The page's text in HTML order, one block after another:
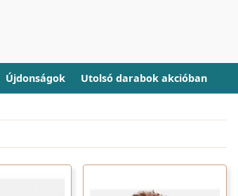
Újdonságok Utolsó darabok akcióban